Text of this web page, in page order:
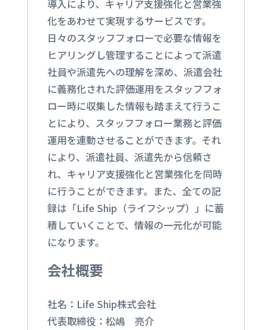
導入により、キャリア支援強化と営業強
化をあわせて実現するサービスです。
日々のスタッフフォローで必要な情報を
ヒアリングし管理することによって派遣
社員や派遣先への理解を深め、派遣会社
に義務化された評価運用をスタッフフォ
ロー時に収集した情報も踏まえて行うこ
とにより、スタッフフォロー業務と評価
運用を連動させることができます。それ
により、派遣社員、派遣先から信頼さ
れ、キャリア支援強化と営業強化を同時
に行うことができます。また、全ての記
録は「Life Ship（ライフシップ）」に蓄
積していくことで、情報の一元化が可能
になります。
会社概要
社名：Life Ship株式会社
代表取締役：松嶋 亮介